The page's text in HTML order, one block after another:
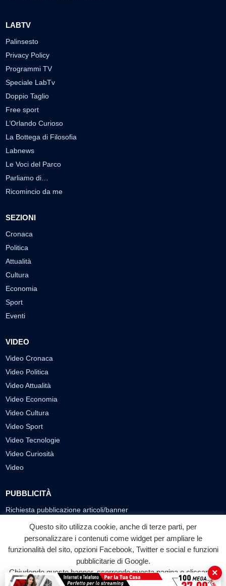
LABTV
Palinsesto
Privacy Policy
Programmi TV
Speciale LabTv
Doppio Taglio
Free sport
L’Orlando Curioso
La Bottega di Filosofia
Labnews
Le Voci del Parco
Parliamo di…
Ricomincio da me
SEZIONI
Cronaca
Politica
Attualità
Cultura
Economia
Sport
Eventi
VIDEO
Video Cronaca
Video Politica
Video Attualità
Video Economia
Video Cultura
Video Sport
Video Tecnologie
Video Curiosità
Video
PUBBLICITÀ
Richiesta pubblicazione articoli/banner
SEGUICI SUI SOCIAL
f
Facebook
◎ ▶
YouTube
Questo sito utilizza cookie, anche di terze parti, per
personalizzare i contenuti come widget per ampliare le
funzionalità del sito, opzioni Facebook, Twitter e social e funzioni
pubblicitarie di Google.
Chiudendo questo banner, scorrendo questa pagina o cliccando
su qualunque suo elemento acconsenti all'uso dei cookie.
×